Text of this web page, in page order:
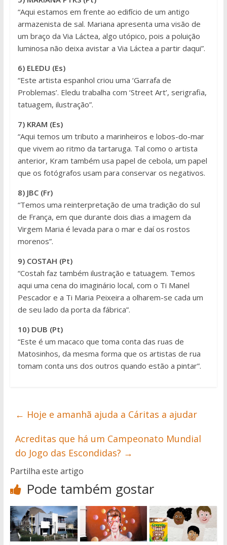
“Aqui estamos em frente ao edifício de um antigo
armazenista de sal. Mariana apresenta uma visão de
um braço da Via Láctea, algo utópico, pois a poluição
luminosa não deixa avistar a Via Láctea a partir daqui”.
6) ELEDU (Es)
“Este artista espanhol criou uma ‘Garrafa de
Problemas’. Eledu trabalha com ‘Street Art’, serigrafia,
tatuagem, ilustração”.
7) KRAM (Es)
“Aqui temos um tributo a marinheiros e lobos-do-mar
que vivem ao ritmo da tartaruga. Tal como o artista
anterior, Kram também usa papel de cebola, um papel
que os fotógrafos usam para conservar os negativos.
8) JBC (Fr)
“Temos uma reinterpretação de uma tradição do sul
de França, em que durante dois dias a imagem da
Virgem Maria é levada para o mar e daí os rostos
morenos”.
9) COSTAH (Pt)
“Costah faz também ilustração e tatuagem. Temos
aqui uma cena do imaginário local, com o Ti Manel
Pescador e a Ti Maria Peixeira a olharem-se cada um
de seu lado da porta da fábrica”.
10) DUB (Pt)
“Este é um macaco que toma conta das ruas de
Matosinhos, da mesma forma que os artistas de rua
tomam conta uns dos outros quando estão a pintar”.
← Hoje e amanhã ajuda a Cáritas a ajudar
Acreditas que há um Campeonato Mundial
do Jogo das Escondidas? →
Partilha este artigo
Pode também gostar